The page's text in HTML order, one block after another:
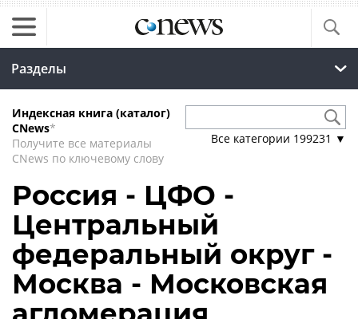
Разделы
Индексная книга (каталог)
CNews*
Получите все материалы
CNews по ключевому слову
Все категории 199231 ▼
Россия - ЦФО -
Центральный
федеральный округ -
Москва - Московская